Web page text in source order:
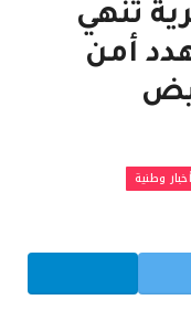
تُنهي
أمن
أخبار وطنية